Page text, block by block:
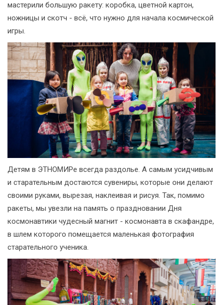
мастерили большую ракету: коробка, цветной картон,
ножницы и скотч - всё, что нужно для начала космической
игры.
Детям в ЭТНОМИРе всегда раздолье. А самым усидчивым
и старательным достаются сувениры, которые они делают
своими руками, вырезая, наклеивая и рисуя. Так, помимо
ракеты, мы увезли на память о праздновании Дня
космонавтики чудесный магнит - космонавта в скафандре,
в шлем которого помещается маленькая фотография
старательного ученика.